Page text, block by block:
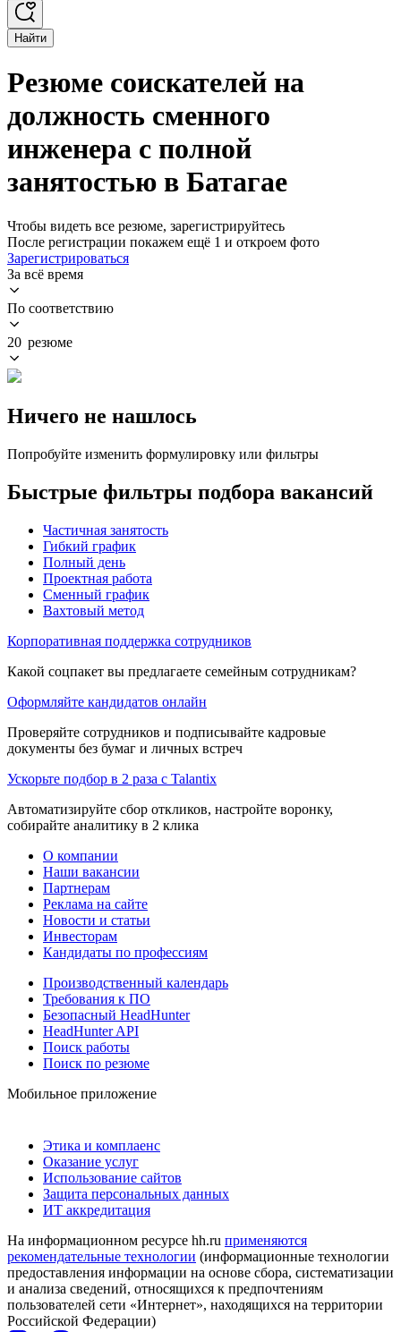
Найти
Резюме соискателей на
должность сменного
инженера с полной
занятостью в Батагае
Чтобы видеть все резюме, зарегистрируйтесь
После регистрации покажем ещё 1 и откроем фото
Зарегистрироваться
За всё время
По соответствию
20 резюме
Ничего не нашлось
Попробуйте изменить формулировку или фильтры
Быстрые фильтры подбора вакансий
Частичная занятость
Гибкий график
Полный день
Проектная работа
Сменный график
Вахтовый метод
Корпоративная поддержка сотрудников
Какой соцпакет вы предлагаете семейным сотрудникам?
Оформляйте кандидатов онлайн
Проверяйте сотрудников и подписывайте кадровые
документы без бумаг и личных встреч
Ускорьте подбор в 2 раза с Talantix
Автоматизируйте сбор откликов, настройте воронку,
собирайте аналитику в 2 клика
О компании
Наши вакансии
Партнерам
Реклама на сайте
Новости и статьи
Инвесторам
Кандидаты по профессиям
Производственный календарь
Требования к ПО
Безопасный HeadHunter
HeadHunter API
Поиск работы
Поиск по резюме
Мобильное приложение
Этика и комплаенс
Оказание услуг
Использование сайтов
Защита персональных данных
ИТ аккредитация
На информационном ресурсе hh.ru применяются
рекомендательные технологии (информационные технологии
предоставления информации на основе сбора, систематизации
и анализа сведений, относящихся к предпочтениям
пользователей сети «Интернет», находящихся на территории
Российской Федерации)